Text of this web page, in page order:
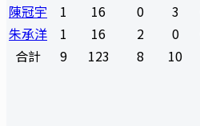
陳冠宇
1 16 0 3
朱承洋
1 16 2 0
合計
9 123 8 10